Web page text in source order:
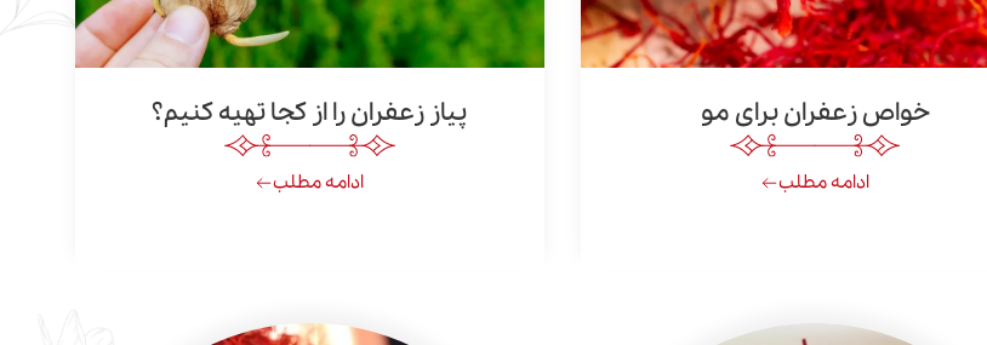
خواص زعفران برای مو
ادامه مطلب
پیاز زعفران را از کجا تهیه کنیم؟
ادامه مطلب